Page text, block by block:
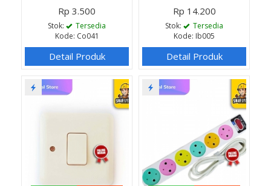
Rp 3.500
Stok:
Tersedia
Kode: Co041
Detail Produk
Rp 14.200
Stok:
Tersedia
Kode: Ib005
Detail Produk